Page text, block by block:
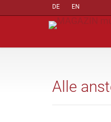
DE EN
Alle